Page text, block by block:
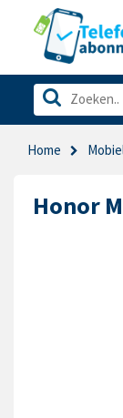
Home
Honor